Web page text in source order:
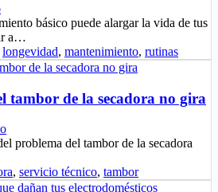
básico puede alargar la vida de tus
a…
longevidad, mantenimiento, rutinas
tambor de la secadora no gira
problema del tambor de la secadora
, servicio técnico, tambor